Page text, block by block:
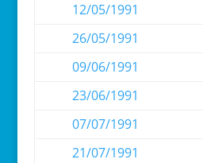
12/05/1991
26/05/1991
09/06/1991
23/06/1991
07/07/1991
21/07/1991